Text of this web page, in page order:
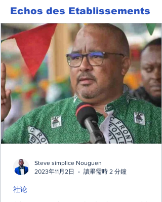
Echos des Etablissements
社论
Steve simplice Nouguen
2023年11月2日
讀畢需時 2 分鐘